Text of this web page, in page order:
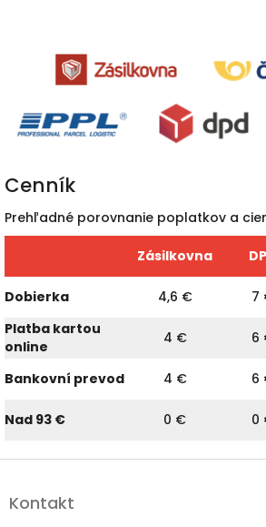
Cenník
Prehľadné porovnanie poplatkov a
Zásilkovna
Dobierka
4,6 € 7
Platba kartou
online
4 € 6
Bankovní prevod 4 € 6
Nad 93 € 0 € 0
pKontakt